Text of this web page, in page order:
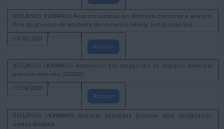
RECURSOS HUMANOS Anuncio puntuación definitiva concurso e anuncio
final do proceso de axudante de comercio interior (estabilización)
19/02/2024
Amosar
RECURSOS HUMANOS- Resolución das alegacións ao segundo exercicio
proceso selectivo 2022007
17/04/2023
Amosar
RECURSOS HUMANOS Anuncio admitidos proceso libre designación
postos Alcaldía